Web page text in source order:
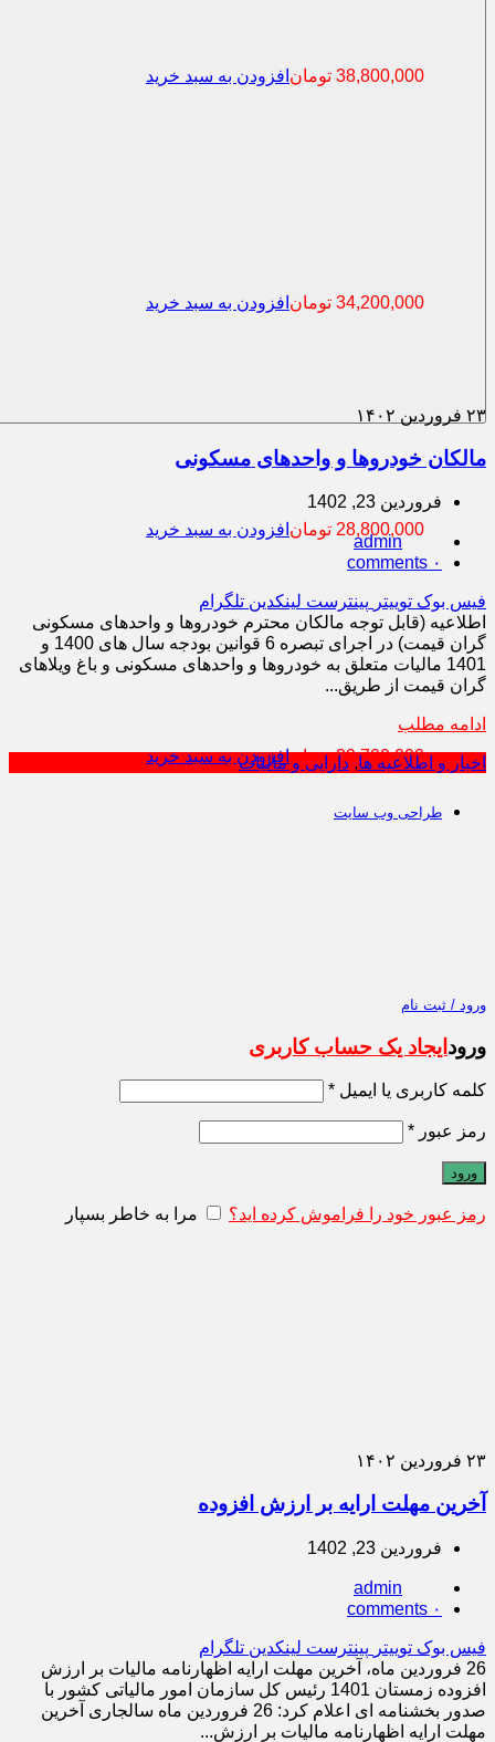
ورود / ثبت نام
ورود ایجاد یک حساب کاربری
کلمه کاربری یا ایمیل *
رمز عبور *
ورود
رمز عبور خود را فراموش کرده اید؟ مرا به خاطر بسپار
38,800,000 تومان افزودن به سبد خرید
34,200,000 تومان افزودن به سبد خرید
28,800,000 تومان افزودن به سبد خرید
29,700,000 تومانافزودن به سبد خرید
طراحی وب سایت
۲۳ فروردین ۱۴۰۲
مالکان خودروها و واحدهای مسکونی
فروردین 23, 1402
admin
۰ comments
فیس بوک توییتر پینترست لینکدین تلگرام
اطلاعیه (قابل توجه مالکان محترم خودروها و واحدهای مسکونی
گران قیمت) در اجرای تبصره 6 قوانین بودجه سال های 1400 و
1401 مالیات متعلق به خودروها و واحدهای مسکونی و باغ ویلاهای
گران قیمت از طریق...
ادامه مطلب
اخبار و اطلاعیه ها, دارایی و مالیات
۲۳ فروردین ۱۴۰۲
آخرین مهلت ارایه بر ارزش افزوده
فروردین 23, 1402
admin
۰ comments
فیس بوک توییتر پینترست لینکدین تلگرام
26 فروردین ماه، آخرین مهلت ارایه اظهارنامه مالیات بر ارزش
افزوده زمستان 1401 رئیس کل سازمان امور مالیاتی کشور با
صدور بخشنامه ای اعلام کرد: 26 فروردین ماه سال‏جاری آخرین
مهلت ارایه اظهارنامه مالیات بر ارزش...